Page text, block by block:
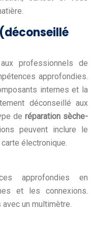
professionnels de
approfondies.
internes et la
déconseillé aux
de réparation sèche-
peuvent inclure le
électronique.
approfondies en
et les connexions.
un multimètre.